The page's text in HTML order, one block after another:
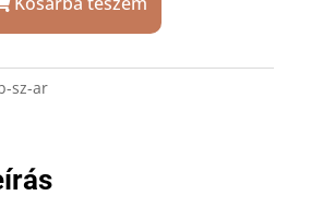
sz-ar